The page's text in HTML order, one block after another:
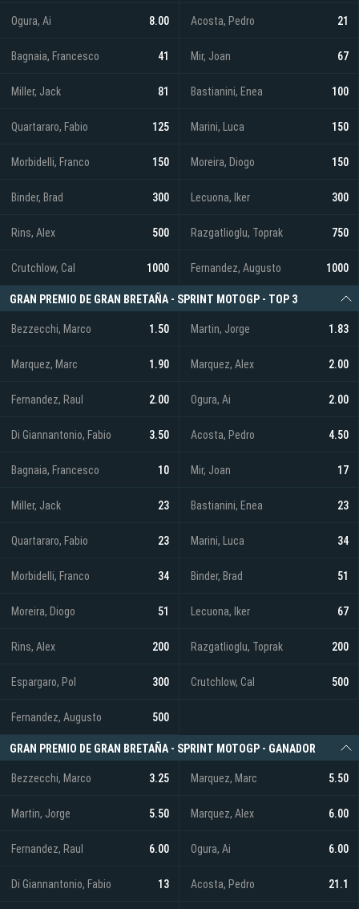
Ogura, Ai 8.00 Acosta, Pedro 21
Bagnaia, Francesco 41 Mir, Joan 67
Miller, Jack 81 Bastianini, Enea 100
Quartararo, Fabio 125 Marini, Luca 150
Morbidelli, Franco 150 Moreira, Diogo 150
Binder, Brad 300 Lecuona, Iker 300
Rins, Alex 500 Razgatlioglu, Toprak 750
Crutchlow, Cal 1000 Fernandez, Augusto 1000
GRAN PREMIO DE GRAN BRETAÑA - SPRINT MOTOGP - TOP 3
Bezzecchi, Marco 1.50 Martin, Jorge 1.83
Marquez, Marc 1.90 Marquez, Alex 2.00
Fernandez, Raul 2.00 Ogura, Ai 2.00
Di Giannantonio, Fabio 3.50 Acosta, Pedro 4.50
Bagnaia, Francesco 10 Mir, Joan 17
Miller, Jack 23 Bastianini, Enea 23
Quartararo, Fabio 23 Marini, Luca 34
Morbidelli, Franco 34 Binder, Brad 51
Moreira, Diogo 51 Lecuona, Iker 67
Rins, Alex 200 Razgatlioglu, Toprak 200
Espargaro, Pol 300 Crutchlow, Cal 500
Fernandez, Augusto 500
GRAN PREMIO DE GRAN BRETAÑA - SPRINT MOTOGP - GANADOR
Bezzecchi, Marco 3.25 Marquez, Marc 5.50
Martin, Jorge 5.50 Marquez, Alex 6.00
Fernandez, Raul 6.00 Ogura, Ai 6.00
Di Giannantonio, Fabio 13 Acosta, Pedro 21.1